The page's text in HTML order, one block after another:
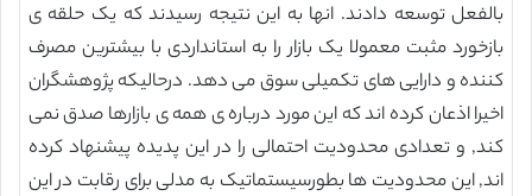
بالفعل توسعه دادند. انها به این نتیجه رسیدند که یک حلقه ی
بازخورد مثبت معمولا یک بازار را به استانداردی با بیشترین مصرف
کننده و دارایی های تکمیلی سوق می دهد. درحالیکه پژوهشگران
اخیرا اذعان کرده اند که این مورد درباره ی همه ی بازارها صدق نمی
کند, و تعدادی محدودیت احتمالی را در این پدیده پیشنهاد کرده
اند, این محدودیت ها بطورسیستماتیک به مدلی برای رقابت در این